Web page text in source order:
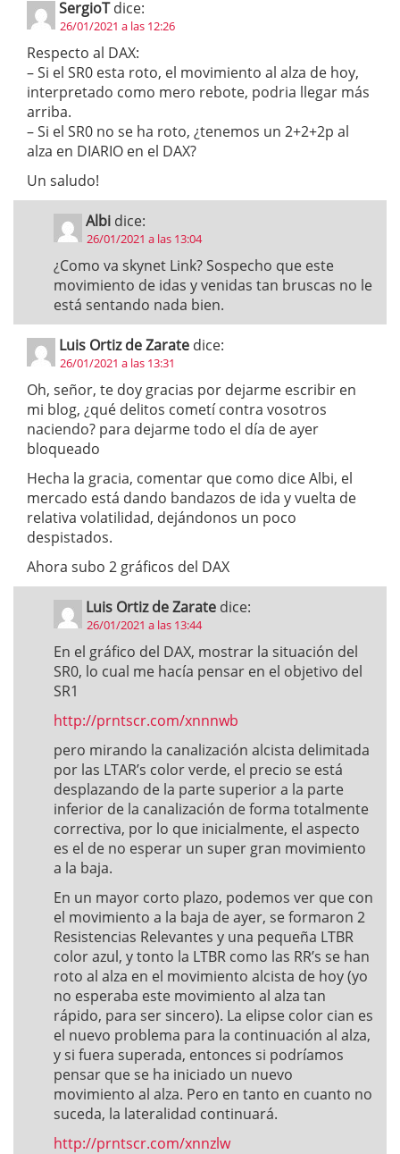
SergioT dice:
26/01/2021 a las 12:26
Respecto al DAX:
– Si el SR0 esta roto, el movimiento al alza de hoy,
interpretado como mero rebote, podria llegar más
arriba.
– Si el SR0 no se ha roto, ¿tenemos un 2+2+2p al
alza en DIARIO en el DAX?
Un saludo!
Albi dice:
26/01/2021 a las 13:04
¿Como va skynet Link? Sospecho que este
movimiento de idas y venidas tan bruscas no le
está sentando nada bien.
Luis Ortiz de Zarate dice:
26/01/2021 a las 13:31
Oh, señor, te doy gracias por dejarme escribir en
mi blog, ¿qué delitos cometí contra vosotros
naciendo? para dejarme todo el día de ayer
bloqueado
Hecha la gracia, comentar que como dice Albi, el
mercado está dando bandazos de ida y vuelta de
relativa volatilidad, dejándonos un poco
despistados.
Ahora subo 2 gráficos del DAX
Luis Ortiz de Zarate dice:
26/01/2021 a las 13:44
En el gráfico del DAX, mostrar la situación del
SR0, lo cual me hacía pensar en el objetivo del
SR1
http://prntscr.com/xnnnwb
pero mirando la canalización alcista delimitada
por las LTAR’s color verde, el precio se está
desplazando de la parte superior a la parte
inferior de la canalización de forma totalmente
correctiva, por lo que inicialmente, el aspecto
es el de no esperar un super gran movimiento
a la baja.
En un mayor corto plazo, podemos ver que con
el movimiento a la baja de ayer, se formaron 2
Resistencias Relevantes y una pequeña LTBR
color azul, y tonto la LTBR como las RR’s se han
roto al alza en el movimiento alcista de hoy (yo
no esperaba este movimiento al alza tan
rápido, para ser sincero). La elipse color cian es
el nuevo problema para la continuación al alza,
y si fuera superada, entonces si podríamos
pensar que se ha iniciado un nuevo
movimiento al alza. Pero en tanto en cuanto no
suceda, la lateralidad continuará.
http://prntscr.com/xnnzlw